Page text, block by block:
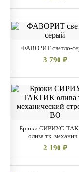
ФАВОРИТ светло-
3 790 ₽
Брюки СИРИУС-
олива тк.
2 190 ₽